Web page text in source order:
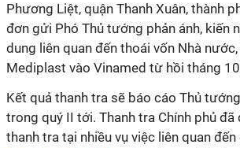
Phương Liệt, quận Thanh Xuân, thành
đơn gửi Phó Thủ tướng phản ánh, kiến
dung liên quan đến thoái vốn Nhà
Mediplast vào Vinamed từ hồi tháng
Kết quả thanh tra sẽ báo cáo Thủ
trong quý II tới. Thanh tra Chính phủ
thanh tra tại nhiều vụ việc liên quan